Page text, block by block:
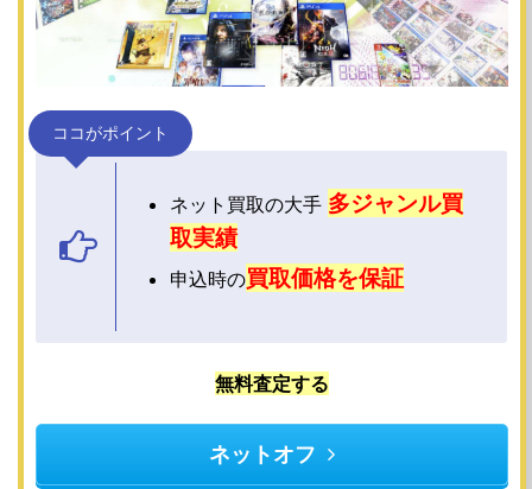
ココがポイント
ネット買取の大手 多ジャンル買
取実績
申込時の買取価格を保証
無料査定する
ネットオフ